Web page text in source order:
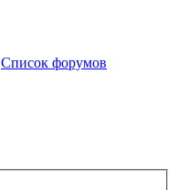
Список форумов